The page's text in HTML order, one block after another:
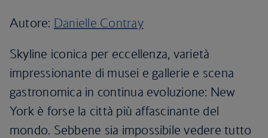
Autore: Danielle Contray
Skyline iconica per eccellenza, varietà
impressionante di musei e gallerie e scena
gastronomica in continua evoluzione: New
York è forse la città più affascinante del
mondo. Sebbene sia impossibile vedere tutto